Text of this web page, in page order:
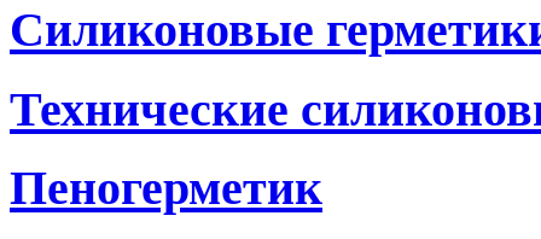
Силиконовые
Технические
Пеногерметик